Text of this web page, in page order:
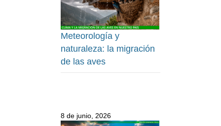
Meteorología y
naturaleza: la migración
de las aves
8 de junio, 2026